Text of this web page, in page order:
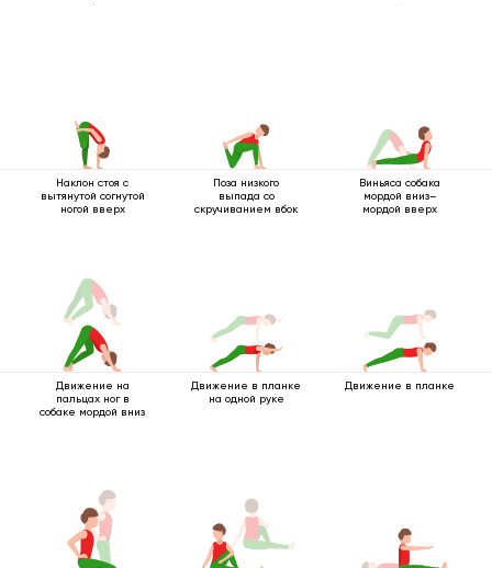
Наклон стоя с
вытянутой согнутой
ногой вверх
Поза низкого
выпада со
скручиванием вбок
Виньяса собака
мордой вниз–
мордой вверх
Движение на
пальцах ног в
собаке мордой вниз
Движение в планке
на одной руке
Движение в планке